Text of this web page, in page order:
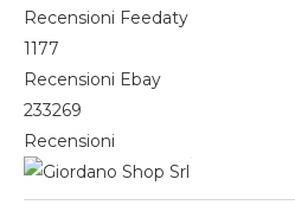
Recensioni Feedaty
1177
Recensioni Ebay
233269
Recensioni